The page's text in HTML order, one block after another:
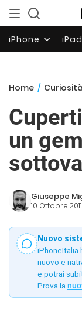
iPhone iPad
Home / Curiosità
un
Giuseppe
10 Ottobre 2011
Nuovo
iPhoneItalia
nuovo e
e potrai
Prova la